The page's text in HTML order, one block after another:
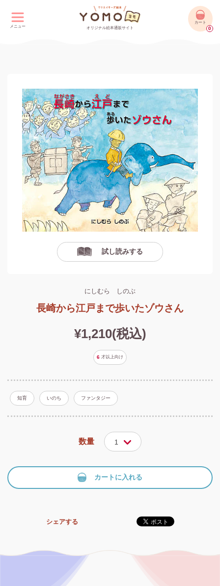
メニュー オリジナル絵本通販サイト
カート
0
試し読みする
にしむら しのぶ
長崎から江戸まで歩いたゾウさん
¥1,210(税込)
6 才以上向け
知育 いのち ファンタジー
数量 1
カートに入れる
シェアする